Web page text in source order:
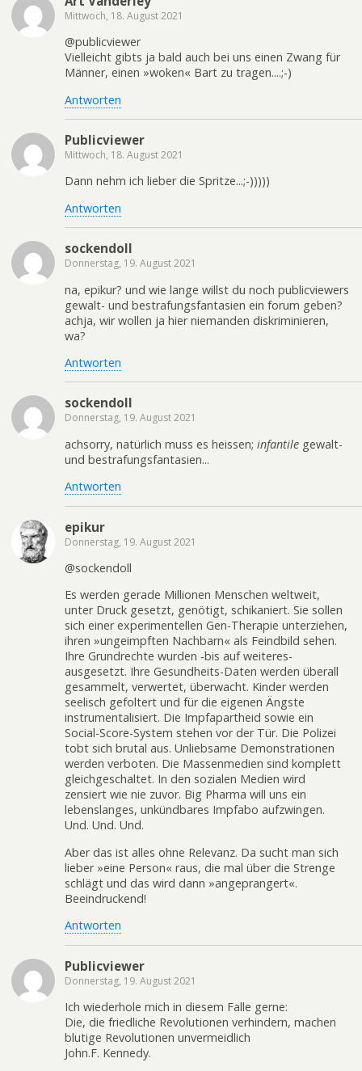
Mittwoch, 18. August 2021
@publicviewer
Vielleicht gibts ja bald auch bei uns einen Zwang für
Männer, einen »woken« Bart zu tragen....;-)
Antworten
Publicviewer
Mittwoch, 18. August 2021
Dann nehm ich lieber die Spritze...;-)))))
Antworten
sockendoll
Donnerstag, 19. August 2021
na, epikur? und wie lange willst du noch publicviewers
gewalt- und bestrafungsfantasien ein forum geben?
achja, wir wollen ja hier niemanden diskriminieren,
wa?
Antworten
sockendoll
Donnerstag, 19. August 2021
achsorry, natürlich muss es heissen; infantile gewalt-
und bestrafungsfantasien...
Antworten
epikur
Donnerstag, 19. August 2021
@sockendoll
Es werden gerade Millionen Menschen weltweit,
unter Druck gesetzt, genötigt, schikaniert. Sie sollen
sich einer experimentellen Gen-Therapie unterziehen,
ihren »ungeimpften Nachbarn« als Feindbild sehen.
Ihre Grundrechte wurden ‑bis auf weiteres-
ausgesetzt. Ihre Gesundheits-Daten werden überall
gesammelt, verwertet, überwacht. Kinder werden
seelisch gefoltert und für die eigenen Ängste
instrumentalisiert. Die Impfapartheid sowie ein
Social-Score-System stehen vor der Tür. Die Polizei
tobt sich brutal aus. Unliebsame Demonstrationen
werden verboten. Die Massenmedien sind komplett
gleichgeschaltet. In den sozialen Medien wird
zensiert wie nie zuvor. Big Pharma will uns ein
lebenslanges, unkündbares Impfabo aufzwingen.
Und. Und. Und.
Aber das ist alles ohne Relevanz. Da sucht man sich
lieber »eine Person« raus, die mal über die Strenge
schlägt und das wird dann »angeprangert«.
Beeindruckend!
Antworten
Publicviewer
Donnerstag, 19. August 2021
Ich wiederhole mich in diesem Falle gerne:
Die, die friedliche Revolutionen verhindern, machen
blutige Revolutionen unvermeidlich
John.F. Kennedy.